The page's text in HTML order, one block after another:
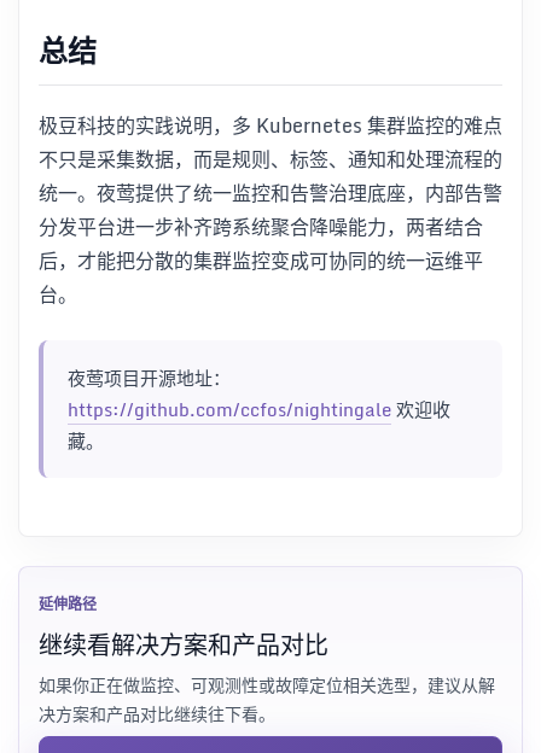
总结
极豆科技的实践说明，多 Kubernetes 集群监控的难点
不只是采集数据，而是规则、标签、通知和处理流程的
统一。夜莺提供了统一监控和告警治理底座，内部告警
分发平台进一步补齐跨系统聚合降噪能力，两者结合
后，才能把分散的集群监控变成可协同的统一运维平
台。
夜莺项目开源地址：
https://github.com/ccfos/nightingale欢迎收
藏。
延伸路径
继续看解决方案和产品对比
如果你正在做监控、可观测性或故障定位相关选型，建议从解
决方案和产品对比继续往下看。